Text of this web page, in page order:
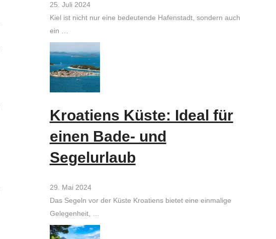
25. Juli 2024
Kiel ist nicht nur eine bedeutende Hafenstadt, sondern auch
ein …
Kroatiens Küste: Ideal für
einen Bade- und
Segelurlaub
29. Mai 2024
Das Segeln vor der Küste Kroatiens bietet eine einmalige
Gelegenheit, …